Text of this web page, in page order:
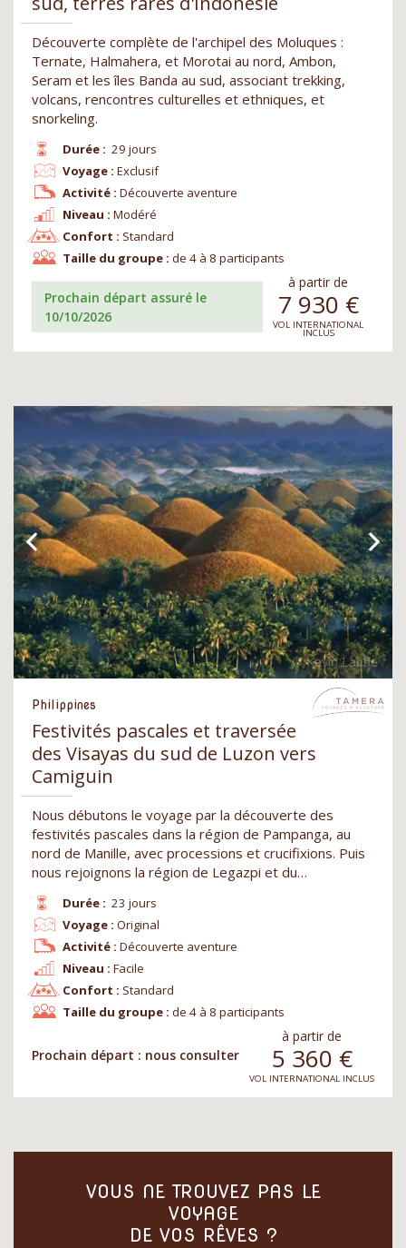
Découverte complète de l'archipel des Moluques :
Ternate, Halmahera, et Morotai au nord, Ambon,
Seram et les îles Banda au sud, associant trekking,
volcans, rencontres culturelles et ethniques, et
snorkeling.
Durée : 29 jours
Niveau : Modéré
Voyage : Exclusif
Confort : Standard
Activité : Découverte aventure
Taille du groupe : de 4 à 8 participants
Prochain départ assuré le
10/10/2026
à partir de
7 930 €
VOL INTERNATIONAL
INCLUS
Philippines
Festivités pascales et traversée
des Visayas du sud de Luzon vers
Camiguin
Nous débutons le voyage par la découverte des
festivités pascales dans la région de Pampanga, au
nord de Manille, avec processions et crucifixions. Puis
nous rejoignons la région de Legazpi et du…
Durée : 23 jours
Niveau : Facile
Voyage : Original
Confort : Standard
Activité : Découverte aventure
Taille du groupe : de 4 à 8 participants
Prochain départ : nous consulter
à partir de
5 360 €
VOL INTERNATIONAL INCLUS
VOUS NE TROUVEZ PAS LE
VOYAGE
DE VOS RÊVES ?